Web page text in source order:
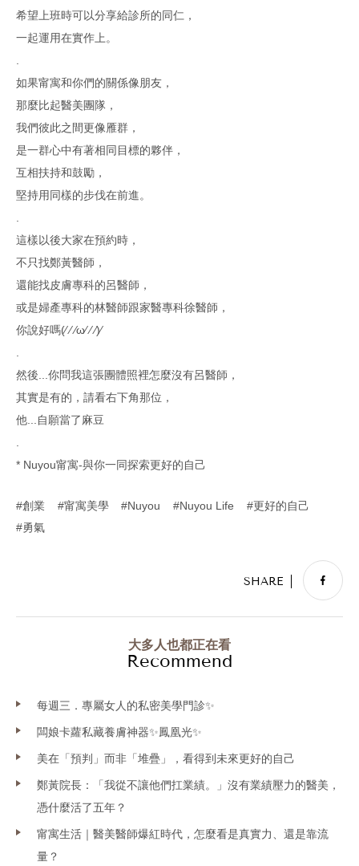
希望上班時可以分享給診所的同仁，
一起運用在實作上。
如果甯寓和你們的關係像朋友，
那麼比起醫美團隊，
我們彼此之間更像雁群，
是一群心中有著相同目標的夥伴，
互相扶持和鼓勵，
堅持用同樣的步伐在前進。
這樣以後大家在預約時，
不只找鄭黃醫師，
還能找皮膚專科的呂醫師，
或是婦產專科的林醫師跟家醫專科徐醫師，
你說好嗎(⁄ ⁄ ⁄ω⁄ ⁄ ⁄)⁄
然後...你問我這張團體照裡怎麼沒有呂醫師，
其實是有的，請看右下角那位，
他...自願當了麻豆
* Nuyou甯寓-與你一同探索更好的自己
創業 甯寓美學 Nuyou Nuyou Life
更好的自己
勇氣
大多人也都正在看
Recommend
每週三．專屬女人的私密美學門診✨
闆娘卡蘿私藏養膚神器✨鳳凰光✨
美在「預判」而非「堆疊」，看得到未來更好的自己
鄭黃院長：「我從不讓他們扛業績。」沒有業績壓力的醫美，
憑什麼活了五年？
甯寓生活｜醫美醫師爆紅時代，怎麼看是真實力、還是靠流
量？